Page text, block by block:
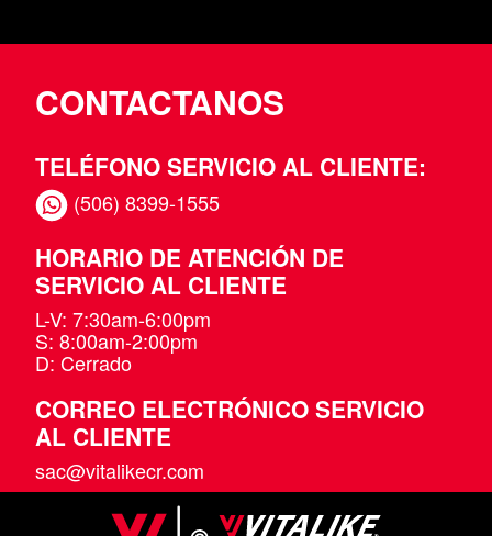
CONTACTANOS
TELÉFONO SERVICIO AL CLIENTE:
(506) 8399-1555
HORARIO DE ATENCIÓN DE
SERVICIO AL CLIENTE
L-V: 7:30am-6:00pm
S: 8:00am-2:00pm
D: Cerrado
CORREO ELECTRÓNICO SERVICIO
AL CLIENTE
sac@vitalikecr.com